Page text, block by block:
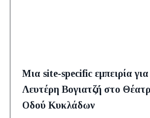
Μια site-specific εμπειρία
Λευτέρη Βογιατζή στο
Οδού Κυκλάδων